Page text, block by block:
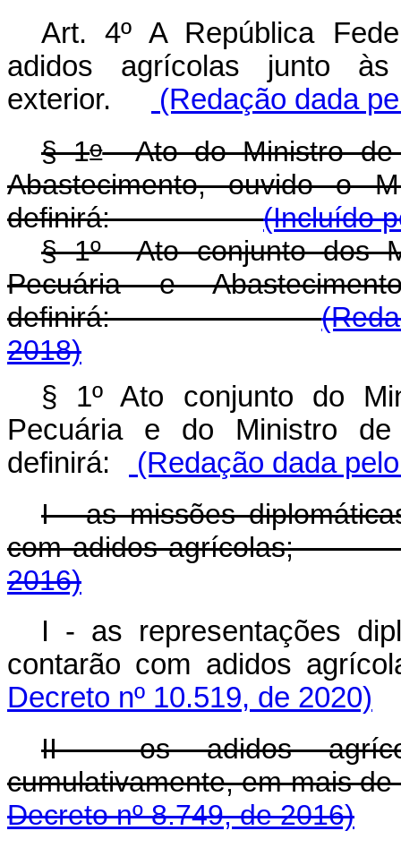
Art. 4º A República
adidos agrícolas junto às
exterior.
(Redação dada
§ 1oAto do Ministro de
Abastecimento, ouvido o
definirá:(Incluído
§ 1º Ato conjunto dos
Pecuária e
definirá:
2018)
§ 1º Ato conjunto do
Pecuária e do Ministro
definirá:
(Redação dada
I - as missões
com adidos
2016)
I - as representações
contarão com
Decreto nº 10.519, de 2020)
II - os adidos
cumulativamente, em
Decreto nº 8.749, de 2016)